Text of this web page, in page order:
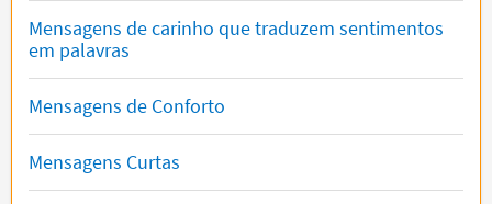
Mensagens de carinho que traduzem sentimentos
em palavras
Mensagens de Conforto
Mensagens Curtas